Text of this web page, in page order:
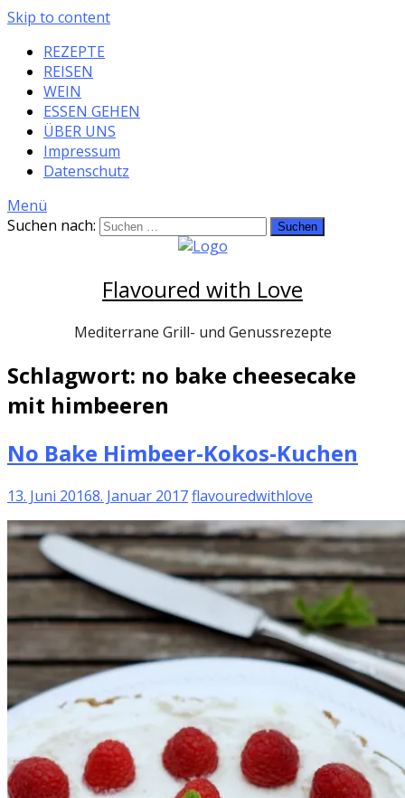
Skip to content
REZEPTE
REISEN
WEIN
ESSEN GEHEN
ÜBER UNS
Impressum
Datenschutz
Menü
Suchen nach:
Flavoured with Love
Mediterrane Grill- und Genussrezepte
Schlagwort: no bake cheesecake
mit himbeeren
No Bake Himbeer-Kokos-Kuchen
13. Juni 20168. Januar 2017flavouredwithlove